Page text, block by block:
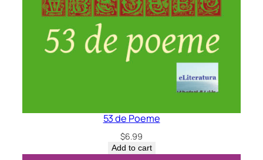
53 de Poeme
$6.99
Add to cart